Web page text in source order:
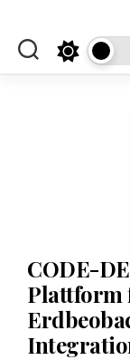
content
CODE-
Plattform